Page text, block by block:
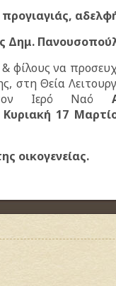
Δημ.
φίλους να
στη Θεία
Ιερό Ναό
Κυριακή 17
οικογενείας.